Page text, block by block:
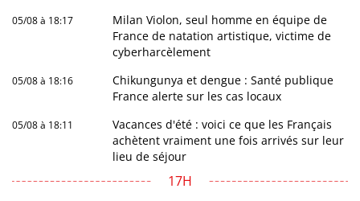
05/08 à 18:17
Milan Violon, seul homme en équipe de
France de natation artistique, victime de
cyberharcèlement
05/08 à 18:16
Chikungunya et dengue : Santé publique
France alerte sur les cas locaux
05/08 à 18:11
Vacances d'été : voici ce que les Français
achètent vraiment une fois arrivés sur leur
lieu de séjour
17H